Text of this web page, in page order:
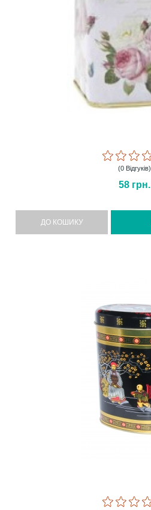
(0 Відгуків)
58 грн.